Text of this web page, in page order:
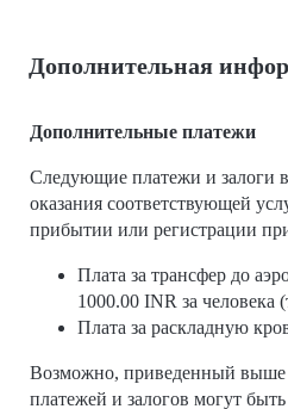
Дополнительная
Дополнительные платежи
Следующие платежи и залоги
оказания соответствующей
прибытии или регистрации
Плата за трансфер до
1000.00 INR за человека
Плата за раскладную
Возможно, приведенный
платежей и залогов могут